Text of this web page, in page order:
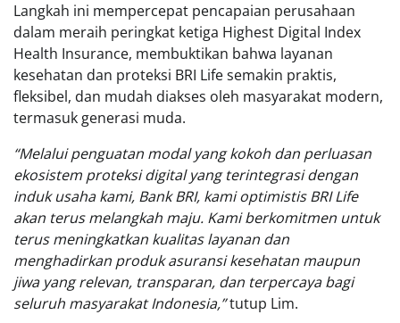
Langkah ini mempercepat pencapaian perusahaan
dalam meraih peringkat ketiga Highest Digital Index
Health Insurance, membuktikan bahwa layanan
kesehatan dan proteksi BRI Life semakin praktis,
fleksibel, dan mudah diakses oleh masyarakat modern,
termasuk generasi muda.
“Melalui penguatan modal yang kokoh dan perluasan
ekosistem proteksi digital yang terintegrasi dengan
induk usaha kami, Bank BRI, kami optimistis BRI Life
akan terus melangkah maju. Kami berkomitmen untuk
terus meningkatkan kualitas layanan dan
menghadirkan produk asuransi kesehatan maupun
jiwa yang relevan, transparan, dan terpercaya bagi
seluruh masyarakat Indonesia,”tutup Lim.